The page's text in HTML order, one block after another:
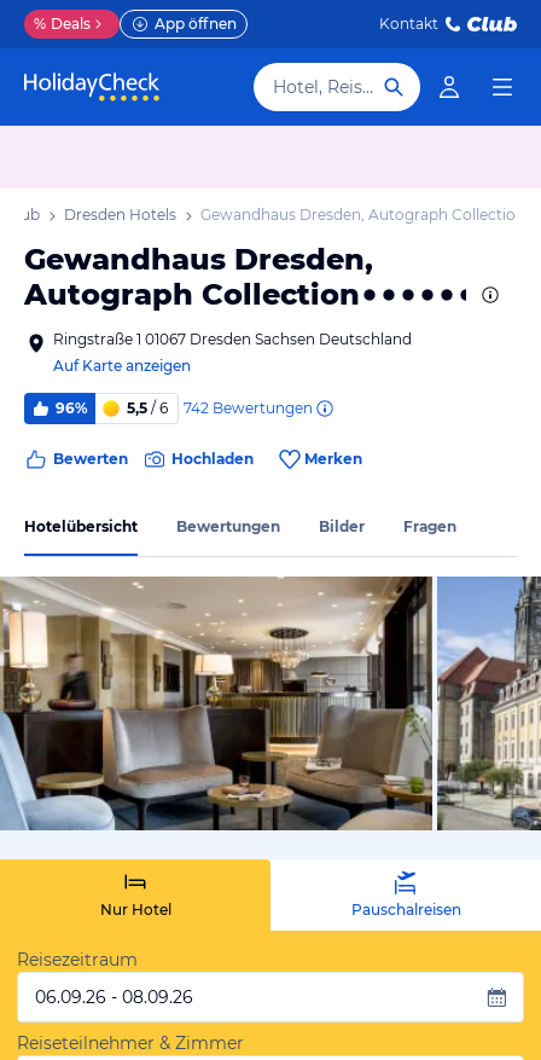
% Deals App öffnen Kontakt
Hotel, Reiseziel
Dresden Hotels Gewandhaus Dresden, Autograph Collection
Gewandhaus Dresden,
Autograph Collection
Ringstraße 1 01067 Dresden Sachsen Deutschland
Auf Karte anzeigen
96% 5,5 / 6 742 Bewertungen
Bewerten Hochladen Merken
Hotelübersicht Bewertungen Bilder Fragen
vom
Nur Hotel Pauschalreisen
Reisezeitraum
06.09.26 - 08.09.26
Reiseteilnehmer & Zimmer